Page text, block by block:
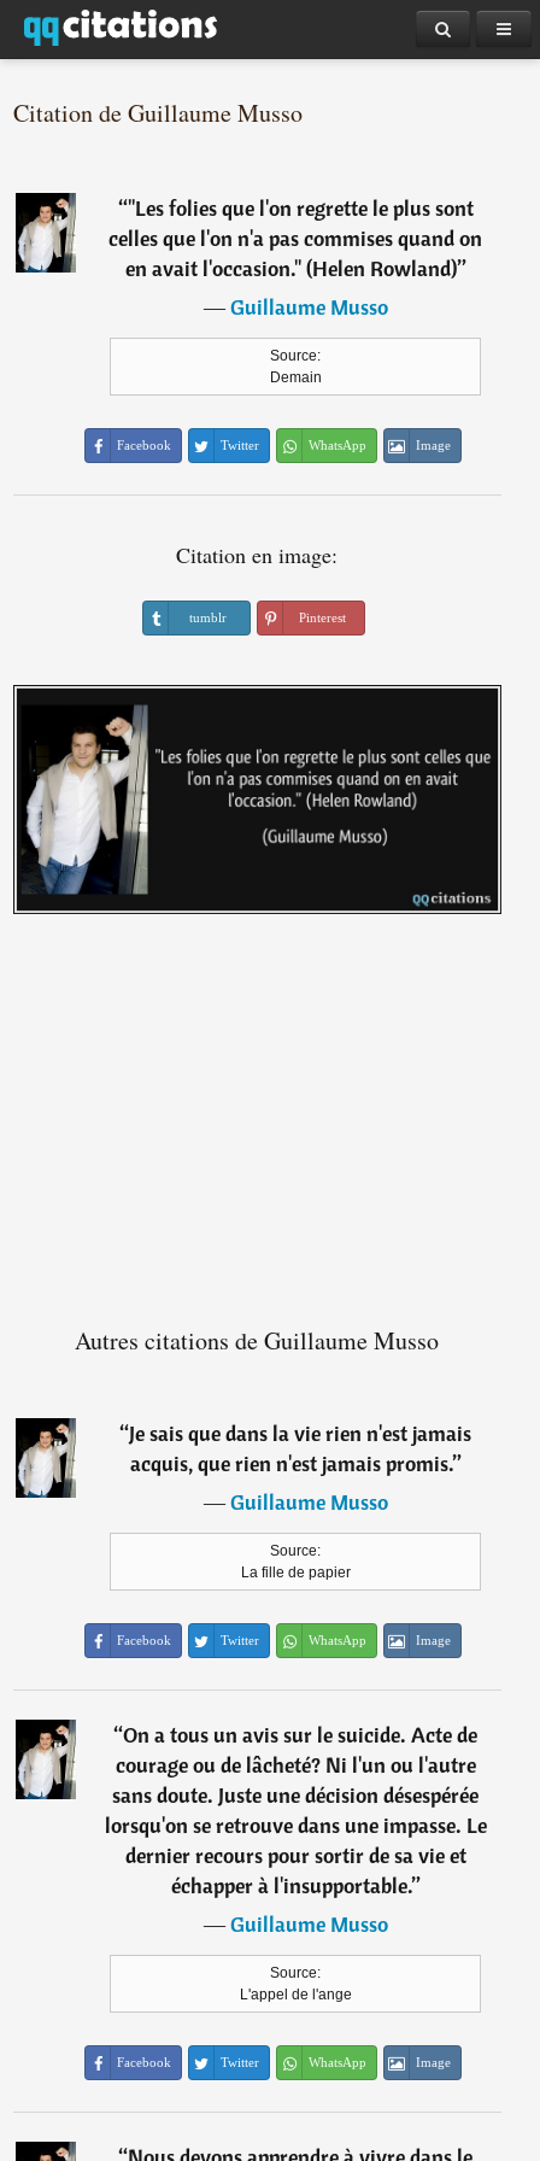
Citation de Guillaume Musso
“"Les folies que l'on regrette le plus sont
celles que l'on n'a pas commises quand on
en avait l'occasion." (Helen Rowland)”
―Guillaume Musso
Source:
Demain
Facebook Twitter WhatsApp Image
Citation en image:
tumblr Pinterest
Autres citations de Guillaume Musso
“Je sais que dans la vie rien n'est jamais
acquis, que rien n'est jamais promis.”
―Guillaume Musso
Source:
La fille de papier
Facebook Twitter WhatsApp Image
“On a tous un avis sur le suicide. Acte de
courage ou de lâcheté? Ni l'un ou l'autre
sans doute. Juste une décision désespérée
lorsqu'on se retrouve dans une impasse. Le
dernier recours pour sortir de sa vie et
échapper à l'insupportable.”
―Guillaume Musso
Source:
L'appel de l'ange
Facebook Twitter WhatsApp Image